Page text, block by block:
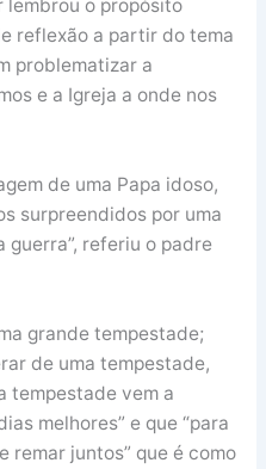
lembrou o propósito
reflexão a partir do tema
problematizar a
e a Igreja a onde nos
de uma Papa idoso,
surpreendidos por uma
guerra”, referiu o padre
grande tempestade;
de uma tempestade,
tempestade vem a
melhores” e que “para
remar juntos” que é como